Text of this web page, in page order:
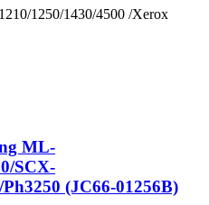
1250/1430/4500 /Xerox
ML-
SCX-
(JC66-01256B)